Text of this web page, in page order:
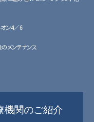
ン4／6
メンテナンス
機関のご紹介